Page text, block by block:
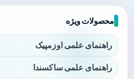
محصولات ویژه
راهنمای علمی اوزمپیک
راهنمای علمی ساکسندا